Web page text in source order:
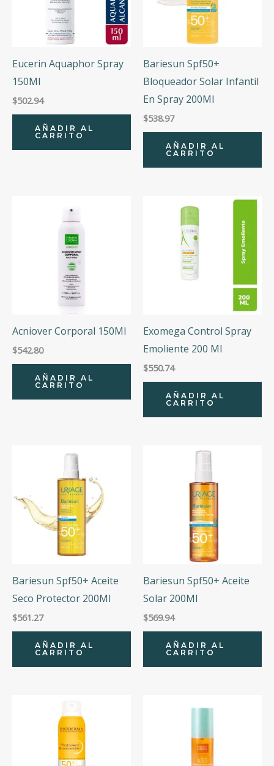
Eucerin Aquaphor Spray
150Ml
$502.94
AÑADIR AL
CARRITO
Bariesun Spf50+
Bloqueador Solar Infantil
En Spray 200Ml
$538.97
AÑADIR AL
CARRITO
Acniover Corporal 150Ml
$542.80
AÑADIR AL
CARRITO
Exomega Control Spray
Emoliente 200 Ml
$550.74
AÑADIR AL
CARRITO
Bariesun Spf50+ Aceite
Seco Protector 200Ml
$561.27
AÑADIR AL
CARRITO
Bariesun Spf50+ Aceite
Solar 200Ml
$569.94
AÑADIR AL
CARRITO